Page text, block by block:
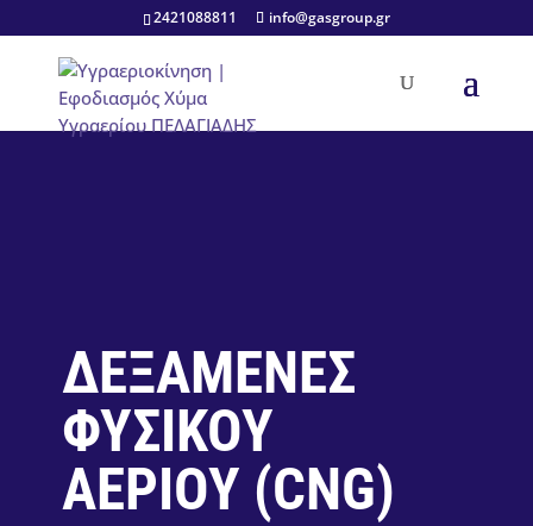
2421088811 info@gasgroup.gr
ΔΕΞΑΜΕΝΕΣ
ΦΥΣΙΚΟΥ
ΑΕΡΙΟΥ (CNG)